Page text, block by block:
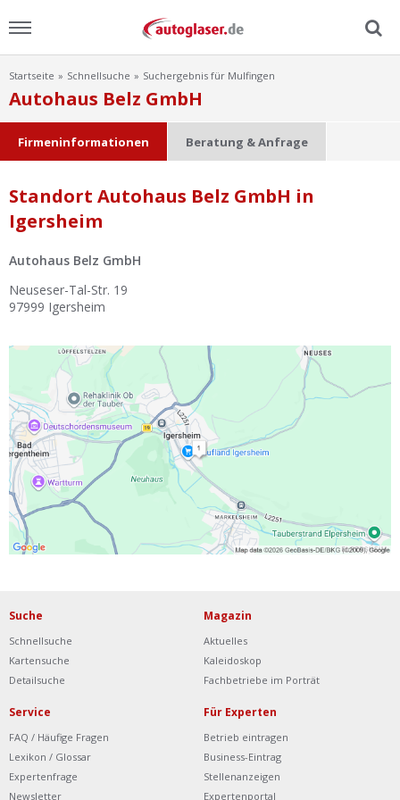
Menu
Home
Ratgeber
Scheibensuche
FAQ
Lexikon
Ist Ihre Werkstatt schon dabei?
Kostenlos eintragen
Werkstatt Login
Startseite Schnellsuche Suchergebnis für Mulfingen
Autohaus Belz GmbH
Firmeninformationen Beratung & Anfrage
Standort Autohaus Belz GmbH in
Igersheim
Autohaus Belz GmbH
Neuseser-Tal-Str. 19
97999 Igersheim
Suche
Schnellsuche
Kartensuche
Detailsuche
Magazin
Aktuelles
Kaleidoskop
Fachbetriebe im Porträt
Service
FAQ / Häufige Fragen
Lexikon / Glossar
Expertenfrage
Newsletter
Für Experten
Betrieb eintragen
Business-Eintrag
Stellenanzeigen
Expertenportal